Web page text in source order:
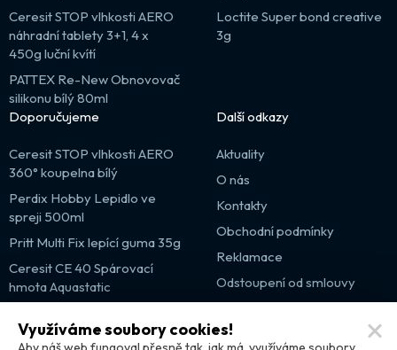
Ceresit STOP vlhkosti AERO
náhradní tablety 3+1, 4 x
450g luční kvítí
PATTEX Re-New Obnovovač
silikonu bílý 80ml
Loctite Super bond creative
3g
Doporučujeme
Ceresit STOP vlhkosti AERO
360° koupelna bílý
Perdix Hobby Lepidlo ve
spreji 500ml
Pritt Multi Fix lepící guma 35g
Ceresit CE 40 Spárovací
hmota Aquastatic
Další odkazy
Aktuality
O nás
Kontakty
Obchodní podmínky
Reklamace
Odstoupení od smlouvy
Výprodej
Partnerské weby
Využíváme soubory cookies!